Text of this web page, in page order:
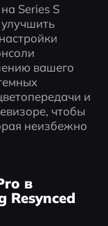
Series S
вашего
и
чтобы
неизбежно
в
Resynced